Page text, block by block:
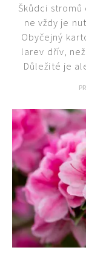
Škůdci
ne vždy je
Obyčejný
larev dřív,
Důležité je